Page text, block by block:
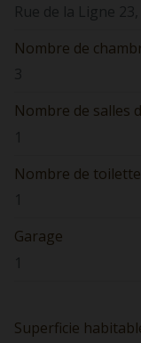
Rue de la Ligne
Nombre de
3
Nombre de salles
1
Nombre de
1
Garage
1
Superficie